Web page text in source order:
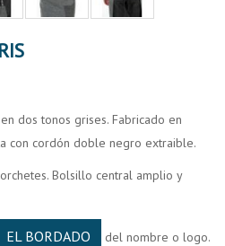
dos tonos grises. Fabricado en
con cordón doble negro extraible.
Bolsillo central amplio y
EL BORDADO del nombre o logo.